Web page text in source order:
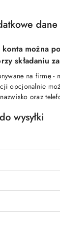
można
składaniu
na firmę -
opcjonalnie
nazwisko oraz
wysyłki